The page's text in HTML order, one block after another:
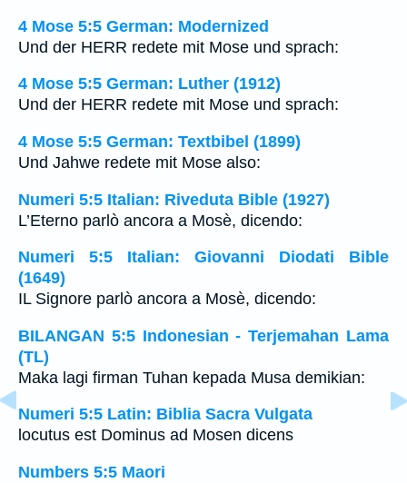
4 Mose 5:5 German: Modernized
Und der HERR redete mit Mose und sprach:
4 Mose 5:5 German: Luther (1912)
Und der HERR redete mit Mose und sprach:
4 Mose 5:5 German: Textbibel (1899)
Und Jahwe redete mit Mose also:
Numeri 5:5 Italian: Riveduta Bible (1927)
L’Eterno parlò ancora a Mosè, dicendo:
Numeri 5:5 Italian: Giovanni Diodati Bible
(1649)
IL Signore parlò ancora a Mosè, dicendo:
BILANGAN 5:5 Indonesian - Terjemahan Lama
(TL)
Maka lagi firman Tuhan kepada Musa demikian:
Numeri 5:5 Latin: Biblia Sacra Vulgata
locutus est Dominus ad Mosen dicens
Numbers 5:5 Maori